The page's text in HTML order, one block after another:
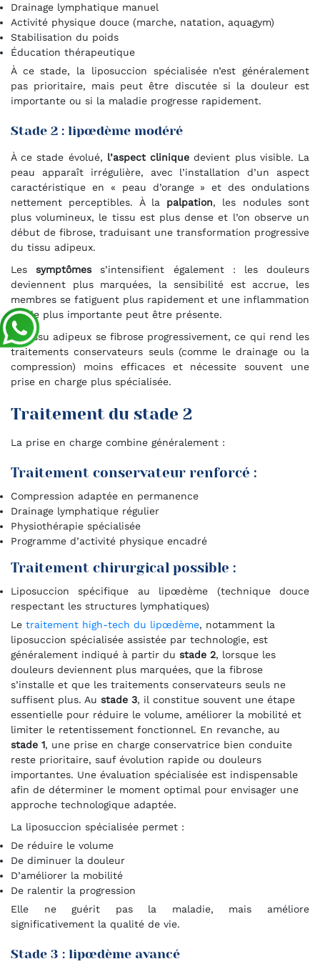
Drainage lymphatique manuel
Activité physique douce (marche, natation, aquagym)
Stabilisation du poids
Éducation thérapeutique
À ce stade, la liposuccion spécialisée n’est généralement
pas prioritaire, mais peut être discutée si la douleur est
importante ou si la maladie progresse rapidement.
Stade 2 : lipœdème modéré
À ce stade évolué, l’aspect clinique devient plus visible. La
peau apparaît irrégulière, avec l’installation d’un aspect
caractéristique en « peau d’orange » et des ondulations
nettement perceptibles. À la palpation, les nodules sont
plus volumineux, le tissu est plus dense et l’on observe un
début de fibrose, traduisant une transformation progressive
du tissu adipeux.
Lessymptômess’intensifient également : les douleurs
deviennent plus marquées, la sensibilité est accrue, les
membres se fatiguent plus rapidement et une inflammation
locale plus importante peut être présente.
Le tissu adipeux se fibrose progressivement, ce qui rend les
traitements conservateurs seuls (comme le drainage ou la
compression) moins efficaces et nécessite souvent une
prise en charge plus spécialisée.
Traitement du stade 2
La prise en charge combine généralement :
Traitement conservateur renforcé :
Compression adaptée en permanence
Drainage lymphatique régulier
Physiothérapie spécialisée
Programme d’activité physique encadré
Traitement chirurgical possible :
Liposuccion spécifique au lipœdème (technique douce
respectant les structures lymphatiques)
Le traitement high-tech du lipœdème, notamment la
liposuccion spécialisée assistée par technologie, est
généralement indiqué à partir du stade 2, lorsque les
douleurs deviennent plus marquées, que la fibrose
s’installe et que les traitements conservateurs seuls ne
suffisent plus. Au stade 3, il constitue souvent une étape
essentielle pour réduire le volume, améliorer la mobilité et
limiter le retentissement fonctionnel. En revanche, au
stade 1, une prise en charge conservatrice bien conduite
reste prioritaire, sauf évolution rapide ou douleurs
importantes. Une évaluation spécialisée est indispensable
afin de déterminer le moment optimal pour envisager une
approche technologique adaptée.
La liposuccion spécialisée permet :
De réduire le volume
De diminuer la douleur
D’améliorer la mobilité
De ralentir la progression
Elle ne guérit pas la maladie, mais améliore
significativement la qualité de vie.
Stade 3 : lipœdème avancé